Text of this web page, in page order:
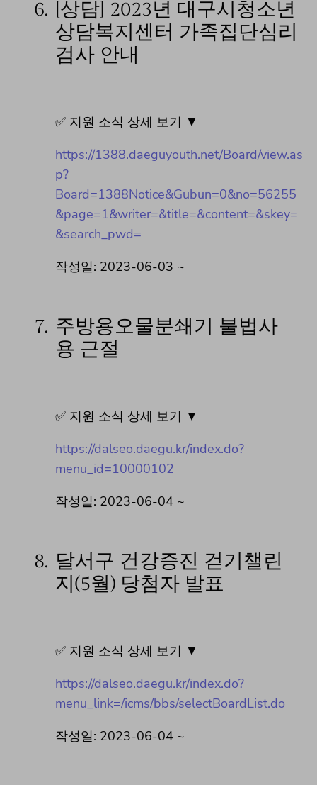
6. [상담] 2023년 대구시청소년
상담복지센터 가족집단심리
검사 안내
✅ 지원 소식 상세 보기 ▼
https://1388.daeguyouth.net/Board/view.as
p?
Board=1388Notice&Gubun=0&no=56255
&page=1&writer=&title=&content=&skey=
&search_pwd=
작성일: 2023-06-03 ~
7. 주방용오물분쇄기 불법사
용 근절
✅ 지원 소식 상세 보기 ▼
https://dalseo.daegu.kr/index.do?
menu_id=10000102
작성일: 2023-06-04 ~
8. 달서구 건강증진 걷기챌린
지(5월) 당첨자 발표
✅ 지원 소식 상세 보기 ▼
https://dalseo.daegu.kr/index.do?
menu_link=/icms/bbs/selectBoardList.do
작성일: 2023-06-04 ~